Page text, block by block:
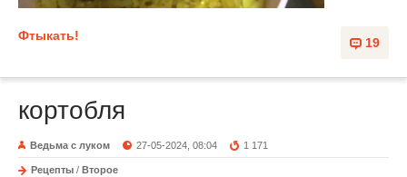
19
Фтыкать!
кортобля
Ведьма с луком 27-05-2024, 08:04 1 171
Рецепты / Второе